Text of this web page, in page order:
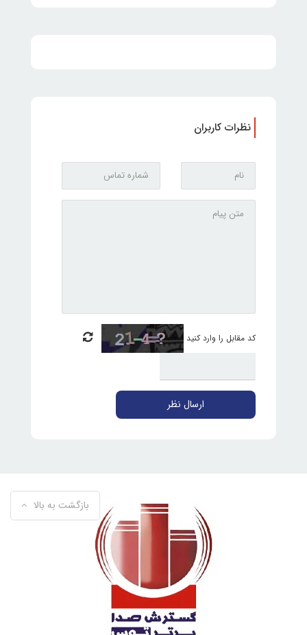
نظرات کاربران
کد مقابل را وارد کنید
ارسال نظر
بازگشت به بالا